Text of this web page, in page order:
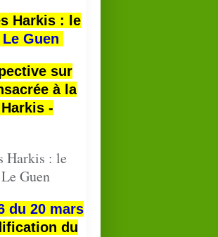
Harkis : le
Guen
sur
à la
-
Harkis : le
Guen
du 20 mars
du